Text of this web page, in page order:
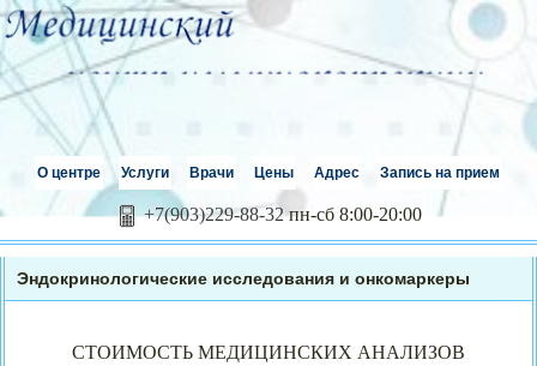
О центре Услуги Врачи Цены Адрес Запись на прием
+7(903)229-88-32 пн-сб 8:00-20:00
Эндокринологические исследования и онкомаркеры
СТОИМОСТЬ МЕДИЦИНСКИХ АНАЛИЗОВ